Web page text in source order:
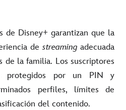
de Disney+ garantizan que la
destreaming adecuada
de la familia. Los suscriptores
protegidos por un PIN y
perfiles, límites de
del contenido.